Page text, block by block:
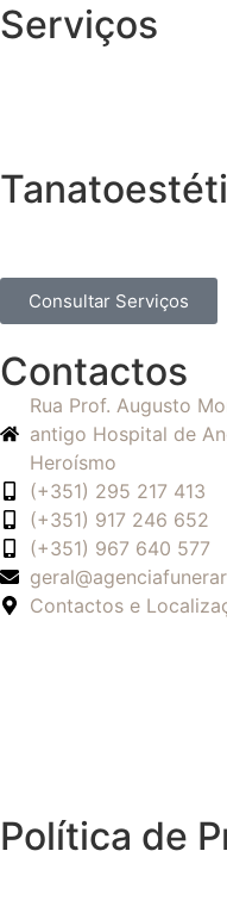
Serviços
Consultar Serviços
Contactos
Rua Prof. Augusto
antigo Hospital de
Heroísmo
(+351) 295 217 413
(+351) 917 246 652
(+351) 967 640 577
Contactos e
Política de